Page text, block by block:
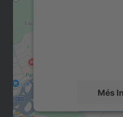
Més